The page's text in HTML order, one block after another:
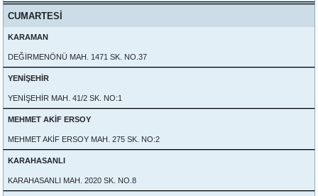
CUMARTESİ
KARAMAN
DEĞİRMENÖNÜ MAH. 1471 SK. NO.37
YENİŞEHİR
YENİŞEHİR MAH. 41/2 SK. NO:1
MEHMET AKİF ERSOY
MEHMET AKİF ERSOY MAH. 275 SK. NO:2
KARAHASANLI
KARAHASANLI MAH. 2020 SK. NO.8